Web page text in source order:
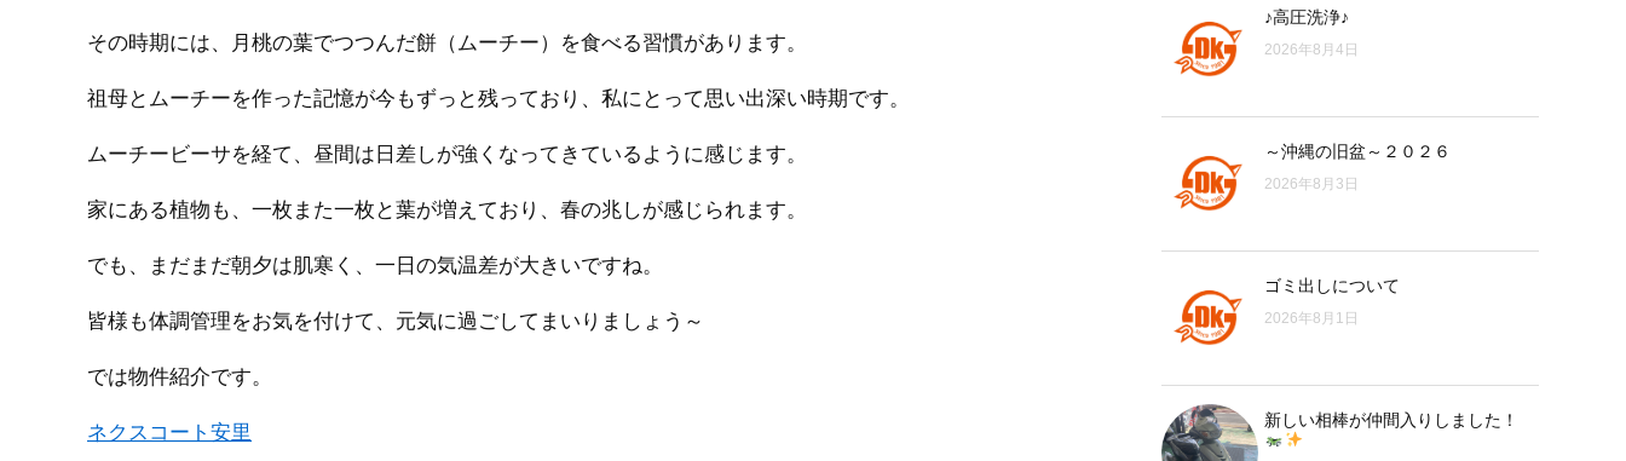
その時期には、月桃の葉でつつんだ餅（ムーチー）を食べる習慣があります。
祖母とムーチーを作った記憶が今もずっと残っており、私にとって思い出深い時期です。
ムーチービーサを経て、昼間は日差しが強くなってきているように感じます。
家にある植物も、一枚また一枚と葉が増えており、春の兆しが感じられます。
でも、まだまだ朝夕は肌寒く、一日の気温差が大きいですね。
皆様も体調管理をお気を付けて、元気に過ごしてまいりましょう～
では物件紹介です。
ネクスコート安里
♪高圧洗浄♪
2026年8月4日
～沖縄の旧盆～２０２６
2026年8月3日
ゴミ出しについて
2026年8月1日
新しい相棒が仲間入りしました！